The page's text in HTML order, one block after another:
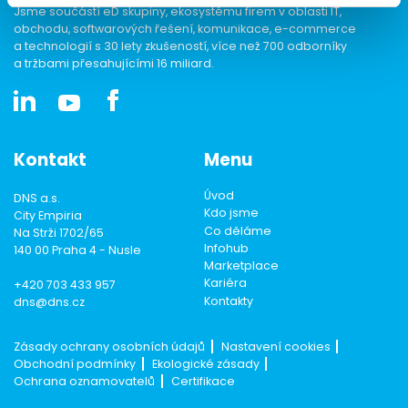
Jsme součástí eD skupiny, ekosystému firem v oblasti IT,
obchodu, softwarových řešení, komunikace, e-commerce
a technologií s 30 lety zkušeností, více než 700 odborníky
a tržbami přesahujícími 16 miliard.
Kontakt
DNS a.s.
City Empiria
Na Strži 1702/65
140 00 Praha 4 - Nusle
+420 703 433 957
dns@dns.cz
Menu
Úvod
Kdo jsme
Co děláme
Infohub
Marketplace
Kariéra
Kontakty
Zásady ochrany osobních údajů
Nastavení cookies
Obchodní podmínky
Ekologické zásady
Ochrana oznamovatelů
Certifikace